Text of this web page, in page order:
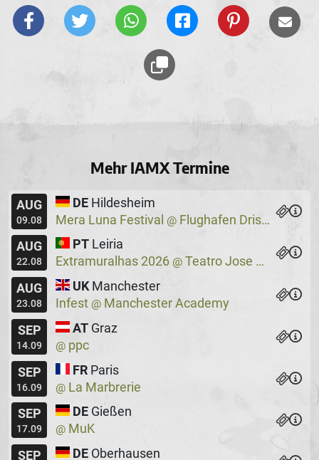
Mehr IAMX Termine
AUG
09.08
DE Hildesheim
Mera Luna Festival @ Flughafen Drispenstedt
AUG
22.08
PT Leiria
Extramuralhas 2026 @ Teatro Jose Lucio Da Silva
AUG
23.08
UK Manchester
Infest @ Manchester Academy
SEP
14.09
AT Graz
@ ppc
SEP
16.09
FR Paris
@ La Marbrerie
SEP
17.09
DE Gießen
@ MuK
SEP
DE Oberhausen